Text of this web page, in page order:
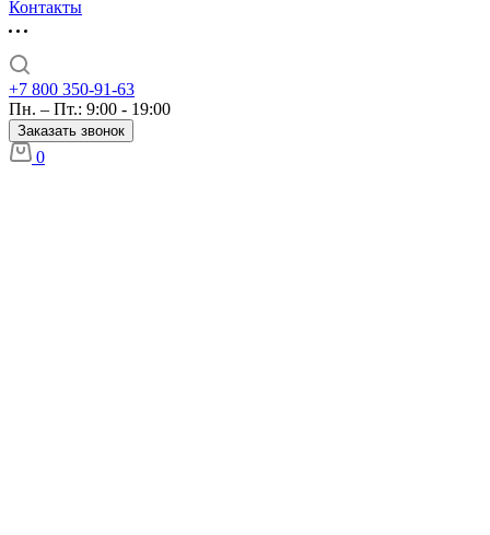
Контакты
+7 800 350-91-63
Пн. – Пт.: 9:00 - 19:00
Заказать звонок
0